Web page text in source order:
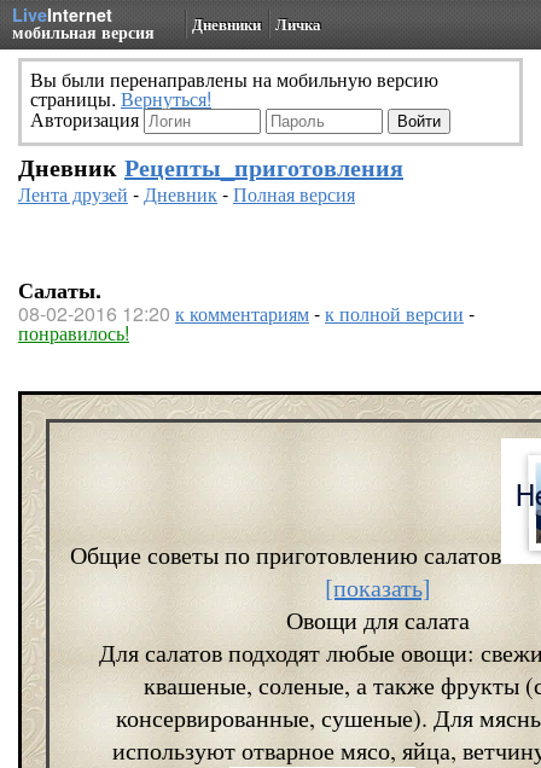
LiveInternet
мобильная версия Дневники Личка
Вы были перенаправлены на мобильную версию
страницы. Вернуться!
Авторизация
Дневник Рецепты_приготовления
Лента друзей -Дневник-Полная версия
Салаты.
08-02-2016 12:20 к комментариям-к полной версии -
понравилось!
Общие советы по приготовлению салатов
[показать]
Овощи для салата
Для салатов подходят любые овощи:
квашеные, соленые, а также фрукты
консервированные, сушеные). Для
используют отварное мясо, яйца,